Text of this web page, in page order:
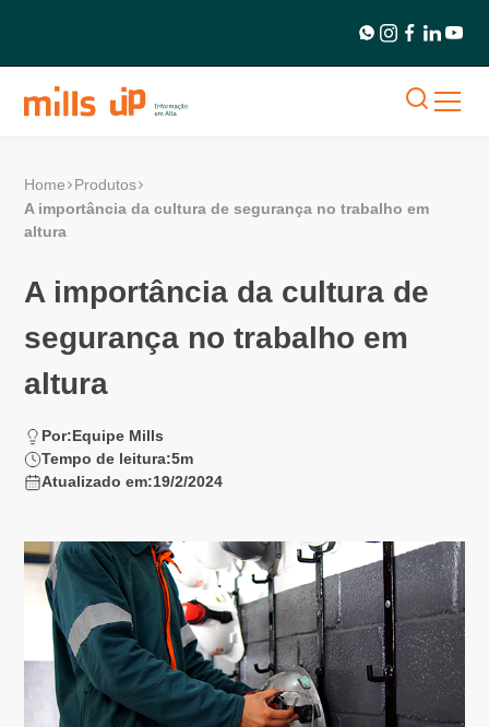
Home
Produtos
A importância da cultura de segurança no trabalho em
altura
A importância da cultura de
segurança no trabalho em
altura
Por:Equipe Mills
Tempo de leitura:5m
Atualizado em:19/2/2024